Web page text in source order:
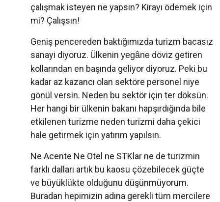
çalışmak isteyen ne yapsın? Kirayı ödemek için
mi? Çalışsın!
Geniş pencereden baktığımızda turizm bacasız
sanayi diyoruz. Ülkenin yegâne döviz getiren
kollarından en başında geliyor diyoruz. Peki bu
kadar az kazancı olan sektöre personel niye
gönül versin. Neden bu sektör için ter döksün.
Her hangi bir ülkenin bakanı hapşırdığında bile
etkilenen turizme neden turizmi daha çekici
hale getirmek için yatırım yapılsın.
Ne Acente Ne Otel ne STKlar ne de turizmin
farklı dalları artık bu kaosu çözebilecek güçte
ve büyüklükte olduğunu düşünmüyorum.
Buradan hepimizin adına gerekli tüm mercilere